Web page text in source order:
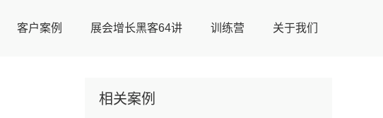
客户案例 展会增长黑客64讲 训练营 关于我们
相关案例